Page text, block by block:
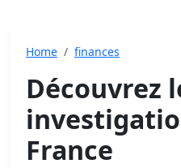
Home finances
Découvrez
France